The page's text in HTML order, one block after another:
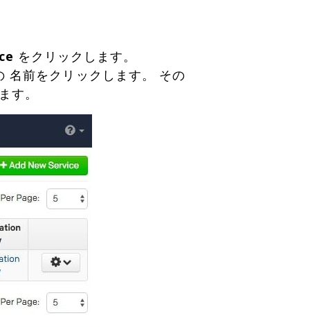
をクリックします。
名前をクリックします。 その